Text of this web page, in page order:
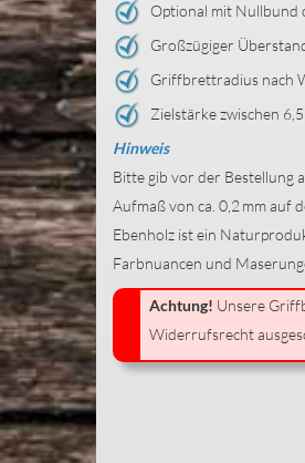
Optional mit Nullbund
Großzügiger
Griffbrettradius nach
Zielstärke zwischen
Hinweis
Bitte gib vor der Bestellung
Aufmaß von ca. 0,2 mm auf
Ebenholz ist ein
Farbnuancen und
Achtung! Unsere
Widerrufsrecht